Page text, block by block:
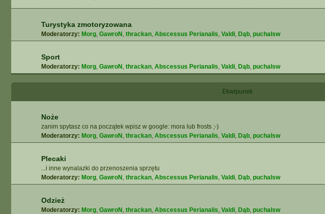
Turystyka zmotoryzowana
Moderatorzy: Morg, GawroN, thrackan, Abscessus Perianalis, Valdi, Dąb, puchalsw
Sport
Moderatorzy: Morg, GawroN, thrackan, Abscessus Perianalis, Valdi, Dąb, puchalsw
Ekwipunek
Noże
zanim spytasz co na początek wpisz w google: mora lub frosts ;-)
Moderatorzy: Morg, GawroN, thrackan, Abscessus Perianalis, Valdi, Dąb, puchalsw
Plecaki
...i inne wynalazki do przenoszenia sprzętu
Moderatorzy: Morg, GawroN, thrackan, Abscessus Perianalis, Valdi, Dąb, puchalsw
Odzież
Moderatorzy: Morg, GawroN, thrackan, Abscessus Perianalis, Valdi, Dąb, puchalsw